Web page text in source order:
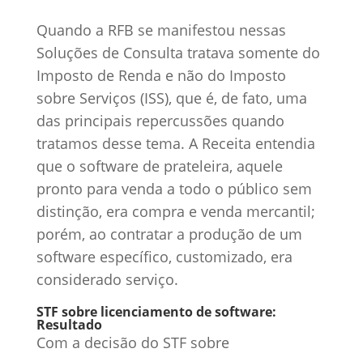
Quando a RFB se manifestou nessas
Soluções de Consulta tratava somente do
Imposto de Renda e não do Imposto
sobre Serviços (ISS), que é, de fato, uma
das principais repercussões quando
tratamos desse tema. A Receita entendia
que o software de prateleira, aquele
pronto para venda a todo o público sem
distinção, era compra e venda mercantil;
porém, ao contratar a produção de um
software específico, customizado, era
considerado serviço.
STF sobre licenciamento de software:
Resultado
Com a decisão do STF sobre